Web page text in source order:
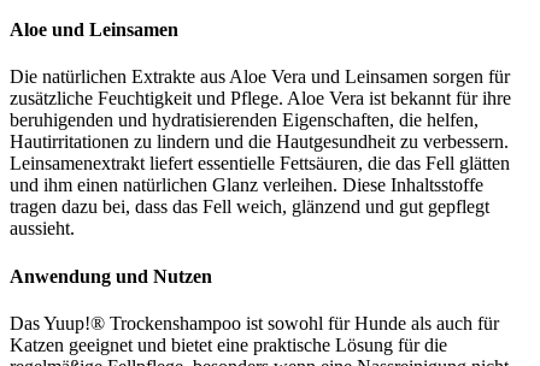
Aloe und Leinsamen
Die natürlichen Extrakte aus Aloe Vera und Leinsamen sorgen für
zusätzliche Feuchtigkeit und Pflege. Aloe Vera ist bekannt für ihre
beruhigenden und hydratisierenden Eigenschaften, die helfen,
Hautirritationen zu lindern und die Hautgesundheit zu verbessern.
Leinsamenextrakt liefert essentielle Fettsäuren, die das Fell glätten
und ihm einen natürlichen Glanz verleihen. Diese Inhaltsstoffe
tragen dazu bei, dass das Fell weich, glänzend und gut gepflegt
aussieht.
Anwendung und Nutzen
Das Yuup!® Trockenshampoo ist sowohl für Hunde als auch für
Katzen geeignet und bietet eine praktische Lösung für die